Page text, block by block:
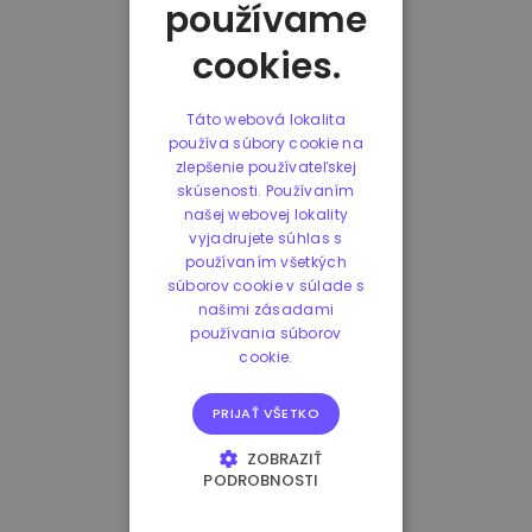
používame
cookies.
Táto webová lokalita
používa súbory cookie na
zlepšenie používateľskej
skúsenosti. Používaním
našej webovej lokality
vyjadrujete súhlas s
používaním všetkých
súborov cookie v súlade s
našimi zásadami
používania súborov
cookie.
PRIJAŤ VŠETKO
ZOBRAZIŤ
PODROBNOSTI